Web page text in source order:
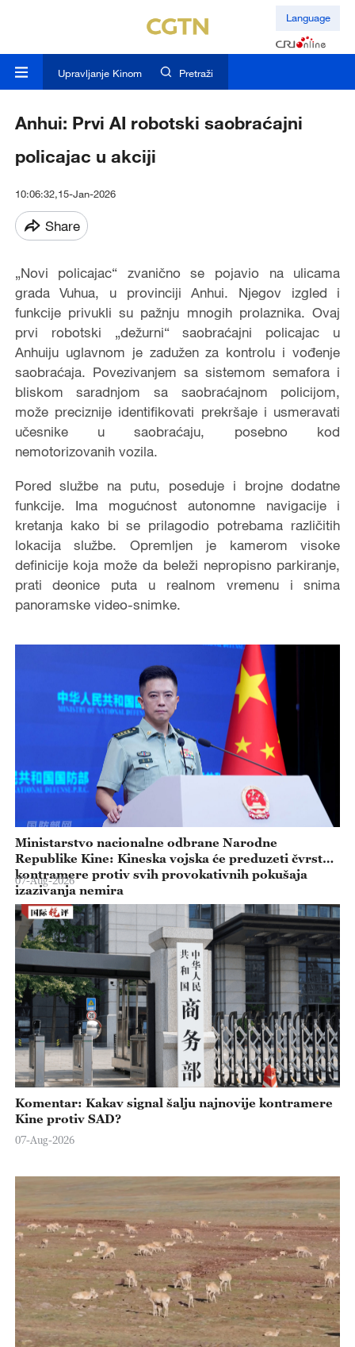
Language
Upravljanje Kinom Pretraži
Anhui: Prvi AI robotski saobraćajni
policajac u akciji
10:06:32,15-Jan-2026
Share
„Novi policajac“ zvanično se pojavio na ulicama
grada Vuhua, u provinciji Anhui. Njegov izgled i
funkcije privukli su pažnju mnogih prolaznika. Ovaj
prvi robotski „dežurni“ saobraćajni policajac u
Anhuiju uglavnom je zadužen za kontrolu i vođenje
saobraćaja. Povezivanjem sa sistemom semafora i
bliskom saradnjom sa saobraćajnom policijom,
može preciznije identifikovati prekršaje i usmeravati
učesnike u saobraćaju, posebno kod
nemotorizovanih vozila.
Pored službe na putu, poseduje i brojne dodatne
funkcije. Ima mogućnost autonomne navigacije i
kretanja kako bi se prilagodio potrebama različitih
lokacija službe. Opremljen je kamerom visoke
definicije koja može da beleži nepropisno parkiranje,
prati deonice puta u realnom vremenu i snima
panoramske video-snimke.
Ministarstvo nacionalne odbrane Narodne
Republike Kine: Kineska vojska će preduzeti čvrste
kontramere protiv svih provokativnih pokušaja
izazivanja nemira
07-Aug-2026
Komentar: Kakav signal šalju najnovije kontramere
Kine protiv SAD?
07-Aug-2026